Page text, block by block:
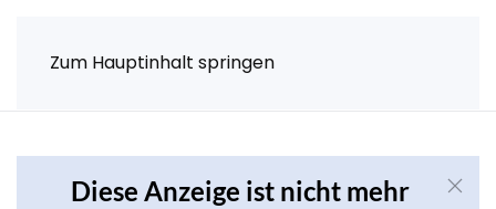
Zum Hauptinhalt springen
Diese Anzeige ist nicht mehr